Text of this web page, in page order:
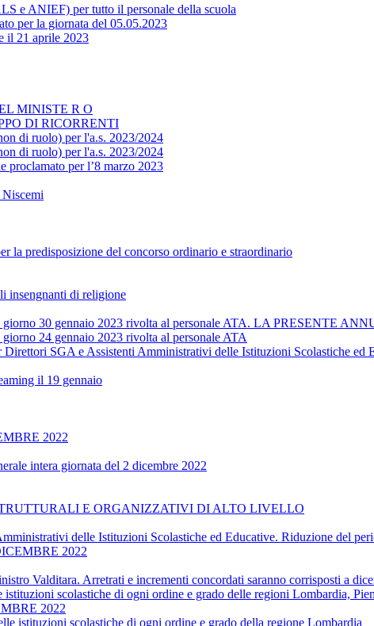
e ANIEF) per tutto il personale della scuola
per la giornata del 05.05.2023
il 21 aprile 2023
MINISTE R O
DI RICORRENTI
di ruolo) per l'a.s. 2023/2024
di ruolo) per l'a.s. 2023/2024
proclamato per l’8 marzo 2023
la predisposizione del concorso ordinario e straordinario
insengnanti di religione
30 gennaio 2023 rivolta al personale ATA. LA PRESENTE
24 gennaio 2023 rivolta al personale ATA
SGA e Assistenti Amministrativi delle Istituzioni Scolastiche ed
il 19 gennaio
2022
intera giornata del 2 dicembre 2022
E ORGANIZZATIVI DI ALTO LIVELLO
delle Istituzioni Scolastiche ed Educative. Riduzione del
2022
Valditara. Arretrati e incrementi concordati saranno corrisposti a
scolastiche di ogni ordine e grado delle regioni Lombardia,
2022
istituzioni scolastiche di ogni ordine e grado della regione Lombardia